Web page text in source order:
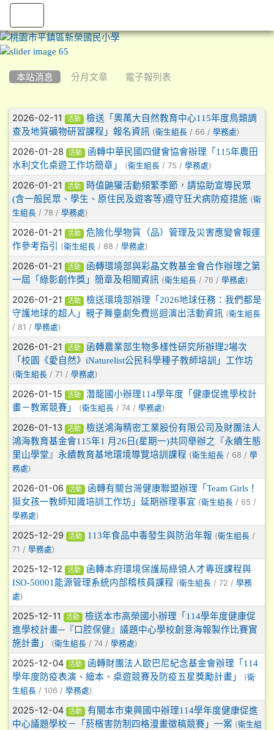
本站消息 分月文章 電子報列表
文章列表
2026-02-11 活動
檢送「奧萬大自然教育中心115年度鳥類調
查及地質礦物研習課程」報名資訊 (衛生組長 / 66 / 學務處)
2026-01-28 活動
函轉中華民國四健會協會辦理「115年農田
水利文化桌遊工作坊簡章」
(衛生組長 / 75 / 學務處)
2026-01-21 活動
時值鼬獾活動頻繁季節，請協助宣導民眾
(含一般民眾、學生、原住民及遊客等)遵守狂犬病防疫措施 (衛
生組長 / 78 / 學務處)
2026-01-21 活動
危險化學物質（品）管理及災害應變會報運
作參考指引
(衛生組長 / 88 / 學務處)
2026-01-21 活動
函轉環境部與彩晶文教基金會合作辦理之第
一屆「綠影創作獎」簡章及相關資訊 (衛生組長 / 76 / 學務處)
2026-01-21 活動
檢送環境部辦理「2026地球任務：我們都是
守護地球的超人」親子舞臺劇免費巡迴演出活動資訊 (衛生組長
/ 81 / 學務處)
2026-01-21 活動
函轉農業部生物多樣性研究所辦理2場次
「校園《愛自然》iNaturelist公民科學種子教師培訓」工作坊
(衛生組長 / 71 / 學務處)
2026-01-15 活動
潛龍國小辦理114學年度「健康促進學校計
畫－教案競賽」
(衛生組長 / 74 / 學務處)
2026-01-13 活動
檢送鴻海精密工業股份有限公司及財團法人
鴻海教育基金會115年1 月26日(星期一)共同舉辦之『永續生態
里山學堂』永續教育基地環境導覽培訓課程 (衛生組長 / 68 / 學
務處)
2026-01-06 活動
函轉有關台灣健康聯盟辦理「Team Girls！
挺女孩一教師知識培訓工作坊」延期辦理事宜 (衛生組長 / 65 /
學務處)
2025-12-29 活動 113年食品中毒發生與防治年報 (衛生組長/
71 / 學務處)
2025-12-12 活動
函轉本府環境保護局綠領人才專班課程與
ISO-50001能源管理系統内部稽核員課程 (衛生組長 / 72 / 學務
處)
2025-12-11 活動
檢送本市高榮國小辦理「114學年度健康促
進學校計畫─『口腔保健』議題中心學校創意海報製作比賽實
施計畫」
(衛生組長 / 74 / 學務處)
2025-12-04 活動
函轉財團法人歐巴尼紀念基金會辦理「114
學年度防疫表演、繪本、桌遊競賽及防疫五星獎勵計畫」
(衛
生組長 / 106 / 學務處)
2025-12-04 活動
有關本市東興國中辦理114學年度健康促進
中心議題學校－「菸檳害防制四格漫畫徵稿競賽」一案 (衛生組